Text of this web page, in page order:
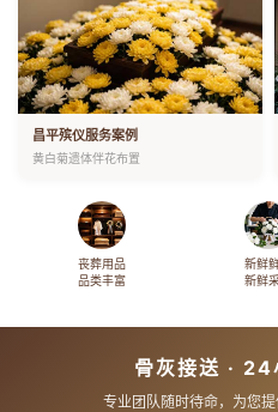
昌平殡仪服务案例
黄白菊遗体伴花布置
丧葬用品
品类丰富
新鲜
新鲜
骨灰接送 · 24
专业团队随时待命，为您